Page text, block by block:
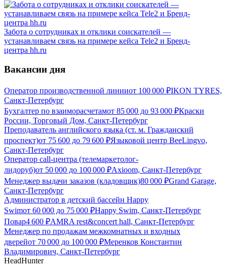
Забота о сотрудниках и отклики соискателей —
устанавливаем связь на примере кейса Tele2 и Бренд-
центра hh.ru
Вакансии дня
Оператор производственной линииот 100 000 ₽IKON TYRES,
Санкт-Петербург
Бухгалтер по взаиморасчетамот 85 000 до 93 000 ₽Краски
России, Торговый Дом, Санкт-Петербург
Преподаватель английского языка (ст. м. Гражданский
проспект)от 75 600 до 79 600 ₽Языковой центр BeeLingvo,
Санкт-Петербург
Оператор call-центра (телемаркетолог-
лидоруб)от 50 000 до 100 000 ₽Axioom, Санкт-Петербург
Менеджер выдачи заказов (кладовщик)80 000 ₽Grand Garage,
Санкт-Петербург
Администратор в детский бассейн Happy
Swimот 60 000 до 75 000 ₽Happy Swim, Санкт-Петербург
Повар4 600 ₽AMRA rest&concert hall, Санкт-Петербург
Менеджер по продажам межкомнатных и входных
дверейот 70 000 до 100 000 ₽Меренков Константин
Владимирович, Санкт-Петербург
HeadHunter